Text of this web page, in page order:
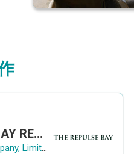
THE REPULSE BAY RECRUITMENT DAY 淺水灣影灣園人才招聘會
The Repulse Bay Company, Limited